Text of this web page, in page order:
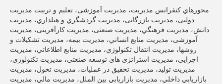
محورهاي کنفرانس مدیریت، مدیریت آموزشی، تعلیم و تربیت مدیریت
دولتی، مديريت بازرگانی، مديريت گردشگري و هتلداري، مديريت
دانش، مديريت فرهنگي، مديريت صنعتی، مديريت کارآفرینی، مديريت
آموزشی، مديريت منابع انساني، مديريت بیمه، مديريت تشكيلات و
روشها، مديريت انتقال تكنولوژي، مديريت منابع اطلاعاتي، مديريت
اجرايي، مديريت استراتژي هاي توسعه صنعتي، مديريت تكنولوژي،
مديريت توليد، مديريت تحقيق در عمليات، مديريت تحول، مديريت
بازاريابي داخلي، مديريت بازاريابي بين الملل، مديريت مالي، مديريت